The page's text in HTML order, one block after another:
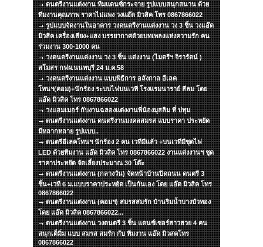
ดนตรีงานแต่งงาน ทีมแดนซ์กระจาย รูปแบบสนุกสนาน ด้วย
ทีมงานคุณภาพ ราคาไม่แพง วงแอ๊ด มิวสิค โทร 0867866022
รูปแบบจัดงานในอาคาร วงดนตรีงานแต่งงาน วง 3 ชิ้น วงแอ๊ด
มิวสิค เครื่องเสียง+แสง บรรยากาศด้วยบทเพลงแห่งความรัก คน
ร่วมงาน 300-1000 คน
วงดนตรีงานแต่งงาน วง 3 ชิ้น แต่งงาน (ไมตรีฯ จิรารัตน์ )
สโมสร กฟผ.นนทบุรี 24 ม.ค.58
วงดนตรีงานแต่งงาน แบบพิธีการ อลังกาล อีเลค
โทนฯ(คอม)+นักร้อง ระบบไฟบนเวที โรงแรมนาราย์ สีลม โดย
แอ๊ด มิวสิค โทร 0867866022
วงแฮมเมอร์ กับงานฉลองแต่งงานพี่น้องมุสลิม ที่ ปทุม
ดนตรีงานแต่งงาน ดนตรีงานมงคลสมรส แบบราคา ประหยัด
มีหลากหลาย รูปแบบ..
ดนตรีอีเลคโทนฯ นักร้อง 2 คน เวทีมีแล้ว +บนเวทีมีชุดไฟ
LED ด้วยทีมงาน แอ๊ด มิวสิค โทร 0867866022 งานแต่งงานฯ ชุด
ราคาประหยัด จัดเลี้ยงประมาณ 30 โต๊ะ
ดนตรีงานแต่งงาน (กลางวัน) จัดหน้าบ้านปิดถนน ดนตรี 3
ชิ้น+เวที 6 ม.แบบราคาประหยัด เป็นกันเอง โดย แอ๊ด มิวสิค โทร
0867866022
ดนตรีงานแต่งงาน (คอมฯ) สมรสสมรัก บ้านริมน้ำบางบัวทอง
โดย แอ๊ด มิวสิค 0867866022...
ดนตรีงานแต่งงาน วงดนตรี 3 ชิ้น แดนซ์เซอร์สาวสวย 4 คน
สนุกเต็มิ่ม แบบ สมรส สมรัก กับ ทีมงาน แอ๊ด มิวสคโทร
0867866022